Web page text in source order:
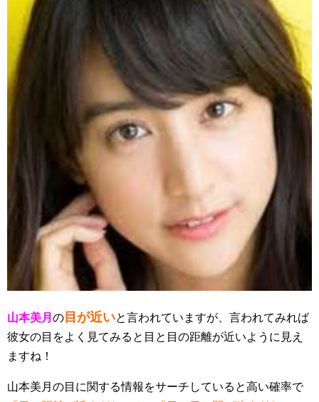
山本美月 の 目が近いと言われていますが、言われてみれば
彼女の目をよく見てみると目と目の距離が近いように見え
ますね！
山本美月の目に関する情報をサーチしていると高い確率で